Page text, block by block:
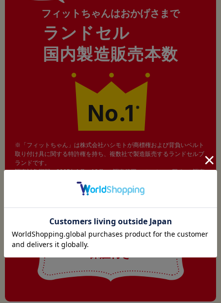
フィットちゃんはおかげさまで
ランドセル
国内製造販売本数
No.1 ※
※「フィットちゃん」は株式会社ハシモトが商標権および背負いベルト
取り付け具に関する特許権を持ち、複数社で製造販売するランドセルブ
ランドです。
調査対象期間：2025年1月～12月 ／ 調査範囲：メーカーに限る ／ 調査
機関：株式会社東京商工リサーチ
フィットちゃんランドセルは
日本製・6年間の無料修理